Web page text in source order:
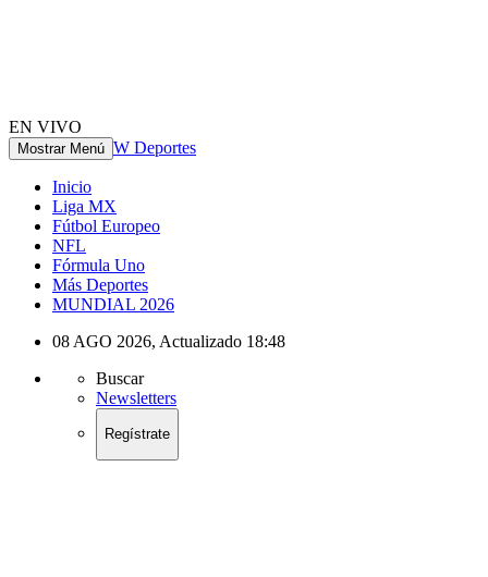
EN VIVO
Mostrar Menú W Deportes
Inicio
Liga MX
Fútbol Europeo
NFL
Fórmula Uno
Más Deportes
MUNDIAL 2026
08 AGO 2026, Actualizado 18:48
Buscar
Newsletters
Regístrate